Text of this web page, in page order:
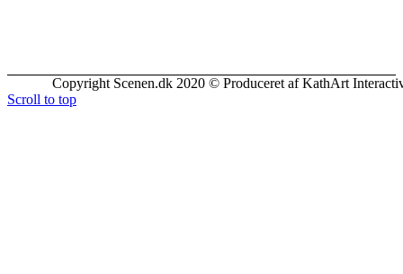
Copyright Scenen.dk 2020 © Produceret af KathArt
Scroll to top